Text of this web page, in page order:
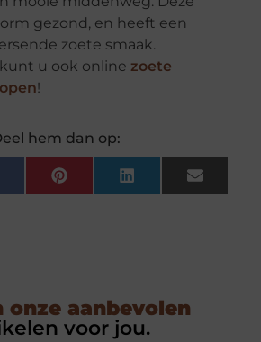
gezond, en heeft een
zoete smaak.
u ook online zoete
!
hem dan op:
PinterestLinkedInEmail
onze aanbevolen
voor jou.